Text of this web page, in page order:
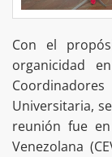
Con el
organicidad
Universitaria,
reunión fue
Venezolana